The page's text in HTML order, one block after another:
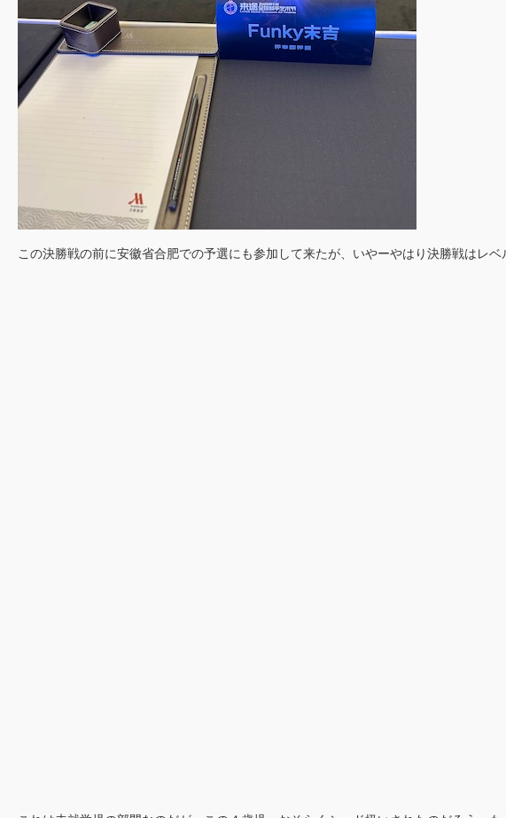
この決勝戦の前に安徽省合肥での予選にも参加して来たが、いやーやはり決勝戦はレベ